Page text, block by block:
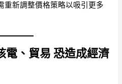
重新調整價格策略以吸引更多
電、貿易 恐造成經濟